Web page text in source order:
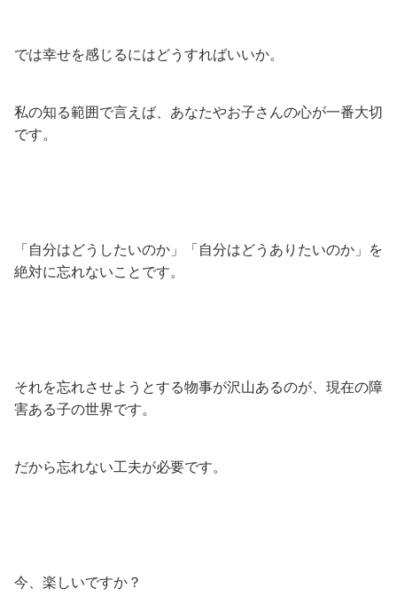
では幸せを感じるにはどうすればいいか。
私の知る範囲で言えば、あなたやお子さんの心が一番大切
です。
「自分はどうしたいのか」「自分はどうありたいのか」を
絶対に忘れないことです。
それを忘れさせようとする物事が沢山あるのが、現在の障
害ある子の世界です。
だから忘れない工夫が必要です。
今、楽しいですか？